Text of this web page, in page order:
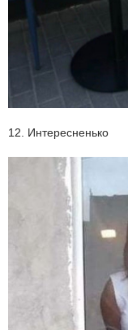
12. Интересненько